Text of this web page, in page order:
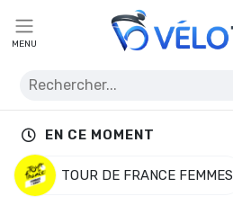
MENU
EN CE MOMENT
TOUR DE FRANCE FEMMES